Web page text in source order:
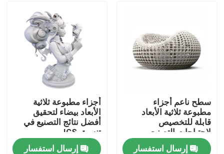
فيديوهات
جولة في المصنع
مراقبة الجودة
سطح ناعم أجزاء
مطبوعة ثلاثية الأبعاد
قابلة للتخصيص
لاحتياجات التصنيع
الفريدة OEM
إرسال استفسار
أجزاء مطبوعة ثلاثية
الأبعاد بيضاء لتحقيق
أفضل نتائج التصنيع في
تنسيق IGS
إرسال استفسار